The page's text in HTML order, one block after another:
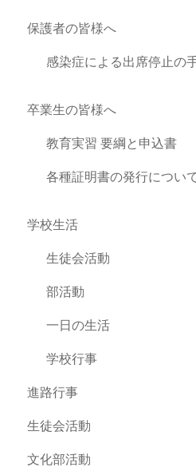
保護者の皆様へ
感染症による出席停止の
卒業生の皆様へ
教育実習 要綱と申込書
各種証明書の発行につい
学校生活
生徒会活動
部活動
一日の生活
学校行事
進路行事
生徒会活動
文化部活動